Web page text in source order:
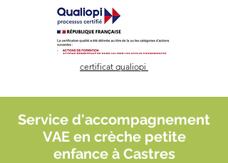
certificat qualiopi
Service d'accompagnement
VAE en crèche petite
enfance à Castres